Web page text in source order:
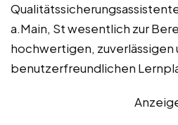
a.Main, St wesentlich zur
hochwertigen, zuverlässigen
benutzerfreundlichen